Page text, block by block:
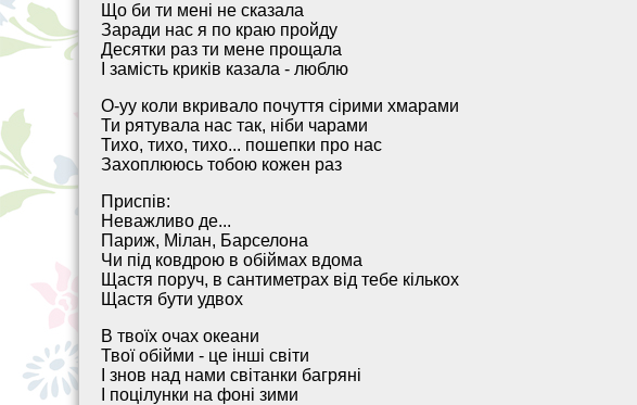
Що би ти мені не сказала
Заради нас я по краю пройду
Десятки раз ти мене прощала
І замість криків казала - люблю
О-уу коли вкривало почуття сірими хмарами
Ти рятувала нас так, ніби чарами
Тихо, тихо, тихо... пошепки про нас
Захоплююсь тобою кожен раз
Приспів:
Неважливо де...
Париж, Мілан, Барселона
Чи під ковдрою в обіймах вдома
Щастя поруч, в сантиметрах від тебе кількох
Щастя бути удвох
В твоїх очах океани
Твої обійми - це інші світи
І знов над нами світанки багряні
І поцілунки на фоні зими